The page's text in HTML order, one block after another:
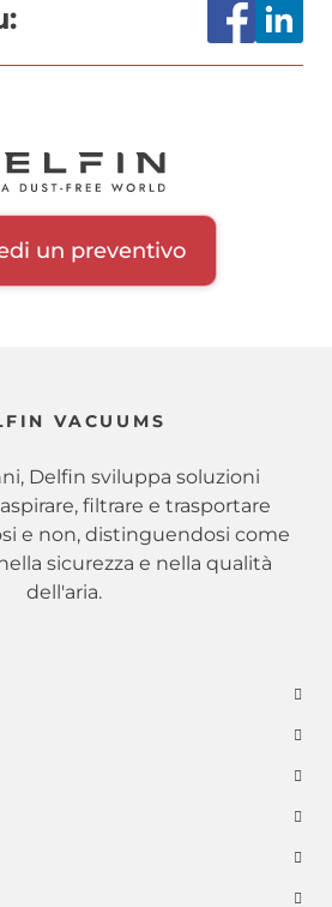
un preventivo
VACUUMS
Delfin sviluppa soluzioni
filtrare e trasportare
e non, distinguendosi come
sicurezza e nella qualità
dell'aria.